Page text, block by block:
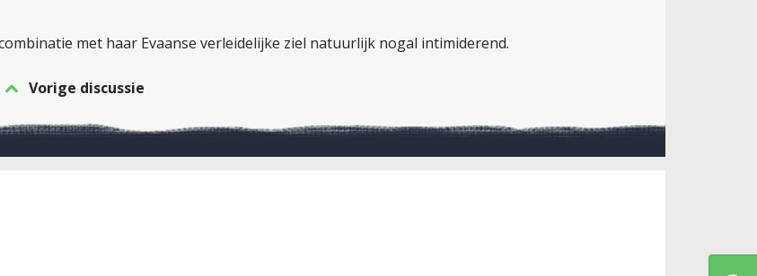
met haar Evaanse verleidelijke ziel natuurlijk nogal intimiderend.
Vorige discussie